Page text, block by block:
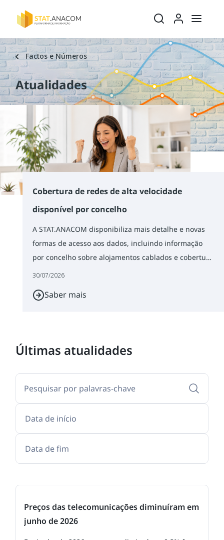
Ativar/ Ativar/
Factos e Números
Atualidades
Cobertura de redes de alta velocidade
disponível por concelho
A STAT.ANACOM disponibiliza mais detalhe e novas
formas de acesso aos dados, incluindo informação
por concelho sobre alojamentos cablados e cobertura
de redes de alta velocidade.
30/07/2026
Saber mais
Últimas atualidades
Preços das telecomunicações diminuíram em
junho de 2026